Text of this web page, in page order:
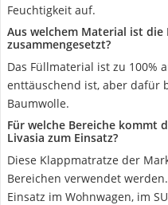
Feuchtigkeit auf.
Aus welchem Material ist
zusammengesetzt?
Das Füllmaterial ist zu 100%
enttäuschend ist, aber dafür
Baumwolle.
Für welche Bereiche kommt
Livasia zum Einsatz?
Diese Klappmatratze der
Bereichen verwendet
Einsatz im Wohnwagen, im